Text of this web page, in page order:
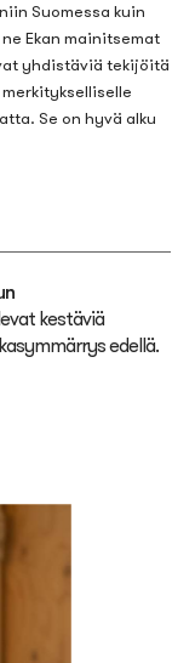
Suomessa kuin
Ekan mainitsemat
yhdistäviä tekijöitä
Se on hyvä alku
kestäviä
edellä.